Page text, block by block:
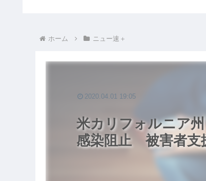
ホーム ニュー速＋
米カリフォルニア
感染阻止 被害者支
2020.04.01 19:05